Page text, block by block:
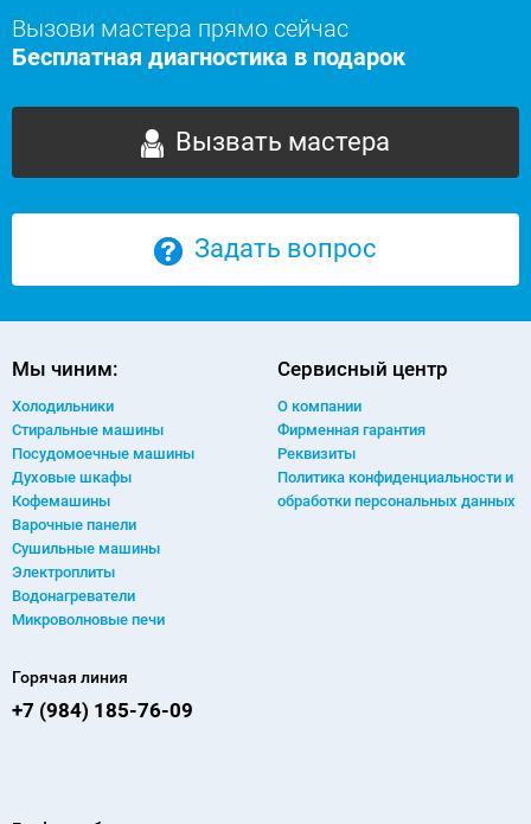
Вызови мастера прямо сейчас
Бесплатная диагностика в подарок
Вызвать мастера
Задать вопрос
Мы чиним:
Холодильники
Стиральные машины
Посудомоечные машины
Духовые шкафы
Кофемашины
Варочные панели
Сушильные машины
Электроплиты
Водонагреватели
Микроволновые печи
Сервисный центр
О компании
Фирменная гарантия
Реквизиты
Политика конфиденциальности и
обработки персональных данных
Горячая линия
+7 (984) 185-76-09